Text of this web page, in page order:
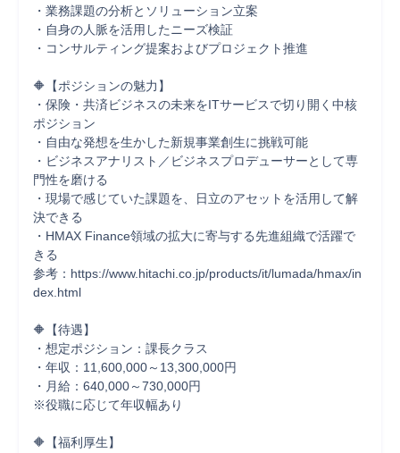
・業務課題の分析とソリューション立案
・自身の人脈を活用したニーズ検証
・コンサルティング提案およびプロジェクト推進
🔶【ポジションの魅力】
・保険・共済ビジネスの未来をITサービスで切り開く中核
ポジション
・自由な発想を生かした新規事業創生に挑戦可能
・ビジネスアナリスト／ビジネスプロデューサーとして専
門性を磨ける
・現場で感じていた課題を、日立のアセットを活用して解
決できる
・HMAX Finance領域の拡大に寄与する先進組織で活躍で
きる
参考：https://www.hitachi.co.jp/products/it/lumada/hmax/in
dex.html
🔶【待遇】
・想定ポジション：課長クラス
・年収：11,600,000～13,300,000円
・月給：640,000～730,000円
※役職に応じて年収幅あり
🔶【福利厚生】